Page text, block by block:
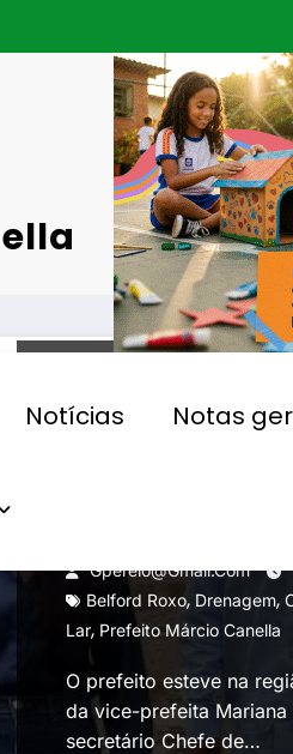
Notícias Notas
Prefeito
do Condomínio
Lar, em Belford
Gperelo@gmail.com
Belford Roxo, Drenagem,
Lar, Prefeito Márcio Canella
O prefeito esteve na
da vice-prefeita Mariana
secretário Chefe de…